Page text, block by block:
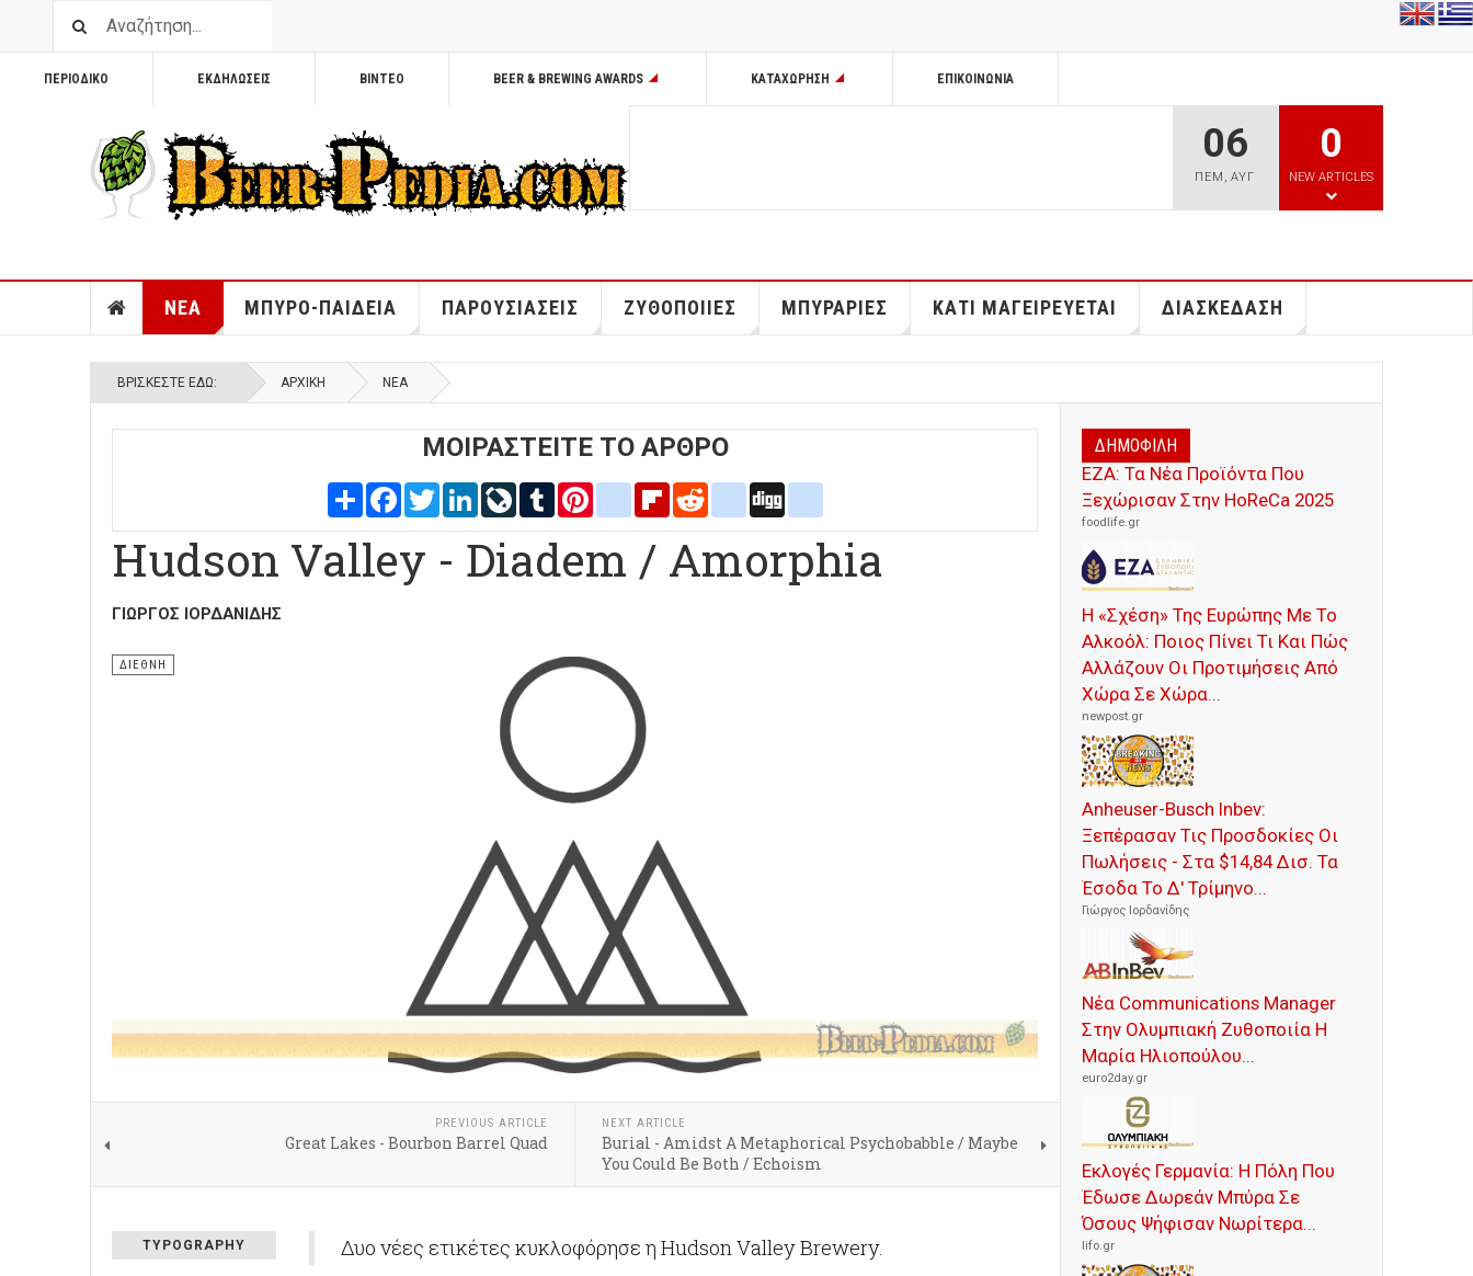
ΠΕΡΙΟΔΙΚΟ ΕΚΔΗΛΩΣΕΙΣ ΒΙΝΤΕΟ BEER & BREWING AWARDS ΚΑΤΑΧΩΡΗΣΗ ΕΠΙΚΟΙΝΩΝΊΑ
06
ΠΕΜ ,ΑΥΓ
0
NEW ARTICLES
ΝΕΑ ΜΠΥΡΟ-ΠΑΙΔΕΙΑ ΠΑΡΟΥΣΙΑΣΕΙΣ ΖΥΘΟΠΟΙΙΕΣ ΜΠΥΡΑΡΙΕΣ ΚΑΤΙ ΜΑΓΕΙΡΕΥΕΤΑΙ ΔΙΑΣΚΕΔΑΣΗ
ΒΡΊΣΚΕΣΤΕ ΕΔΏ: ΑΡΧΙΚΉ ΝΕΑ
ΜΟΙΡΑΣΤΕΙΤΕ ΤΟ ΑΡΘΡΟ
Share FacebookTwitterLinkedInLiveJournal
Tumblr Pinterestblogger_post
FlipboardRedditdelicious
Hudson Valley - Diadem / Amorphia
ΓΙΏΡΓΟΣ ΙΟΡΔΑΝΊΔΗΣ
ΔΙΕΘΝΗ
PREVIOUS ARTICLE
Great Lakes - Bourbon Barrel Quad
NEXT ARTICLE
Burial - Amidst A Metaphorical Psychobabble / Maybe
You Could Be Both / Echoism
TYPOGRAPHY Δυο νέες ετικέτες κυκλοφόρησε η Hudson Valley Brewery.
ΔΗΜΟΦΙΛΗ
ΕΖΑ: Τα Νέα Προϊόντα Που
Ξεχώρισαν Στην HoReCa 2025
foodlife.gr
Η «Σχέση» Της Ευρώπης Με Το
Αλκοόλ: Ποιος Πίνει Τι Και Πώς
Αλλάζουν Οι Προτιμήσεις Από
Χώρα Σε Χώρα...
newpost.gr
Anheuser-Busch Inbev:
Ξεπέρασαν Τις Προσδοκίες Οι
Πωλήσεις - Στα $14,84 Δισ. Τα
Έσοδα Το Δ' Τρίμηνο...
Γιώργος Ιορδανίδης
Νέα Communications Manager
Στην Ολυμπιακή Ζυθοποιία Η
Μαρία Ηλιοπούλου...
euro2day.gr
Εκλογές Γερμανία: Η Πόλη Που
Έδωσε Δωρεάν Μπύρα Σε
Όσους Ψήφισαν Νωρίτερα...
lifo.gr